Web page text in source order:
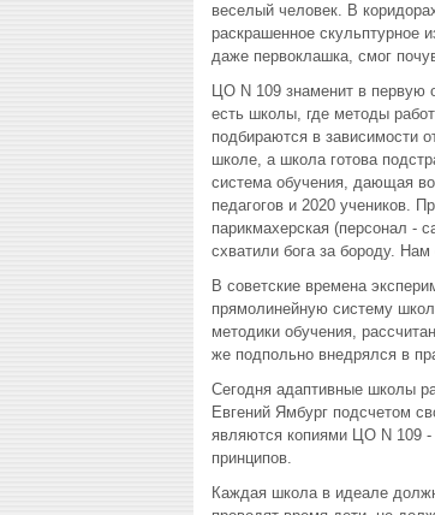
веселый человек. В
раскрашенное скульптурное
даже первоклашка, смог
ЦО N 109 знаменит в первую
есть школы, где методы
подбираются в зависимости
школе, а школа готова
система обучения, дающая
педагогов и 2020 учеников.
парикмахерская (персонал -
схватили бога за бороду.
В советские времена
прямолинейную систему
методики обучения,
же подпольно внедрялся в
Сегодня адаптивные школы
Евгений Ямбург подсчетом
являются копиями ЦО N 109 -
принципов.
Каждая школа в идеале